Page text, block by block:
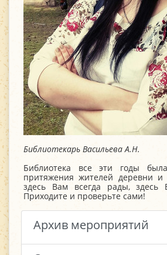
Библиотекарь Васильева А.Н.
Библиотека все эти годы
притяжения жителей деревни и
здесь Вам всегда рады, здесь
Приходите и проверьте сами!
Архив мероприятий